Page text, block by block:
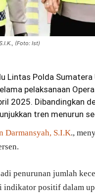
(Foto: Ist)
Lintas Polda
pelaksanaan
2025. Dibandingkan
tren menurun
Darmansyah, S.I.K.,
penurunan jumlah
positif dalam